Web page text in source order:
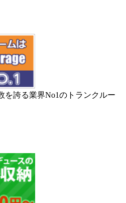
を誇る業界No1のトランクルー